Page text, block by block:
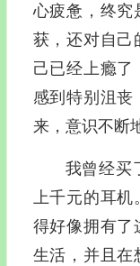
心疲惫，终究
获，还对自己
己已经上瘾了
感到特别沮丧
来，意识不断
我曾经买
上千元的耳
得好像拥有了
生活，并且在